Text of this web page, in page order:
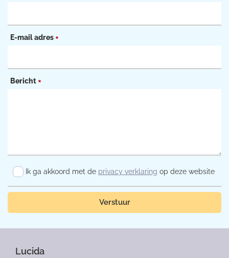
E-mail adres *
Bericht *
Ik ga akkoord met de privacy verklaring op deze website
Verstuur
Lucida